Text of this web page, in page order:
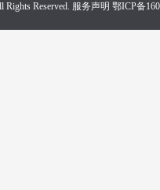
Rights Reserved. 服务声明 鄂ICP备